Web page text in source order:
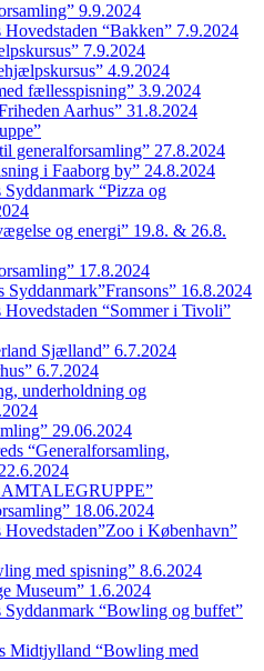
9.9.2024
“Bakken” 7.9.2024
7.9.2024
4.9.2024
fællesspisning” 3.9.2024
Aarhus” 31.8.2024
generalforsamling” 27.8.2024
i Faaborg by” 24.8.2024
“Pizza og
og energi” 19.8. & 26.8.
17.8.2024
16.8.2024
“Sommer i Tivoli”
Sjælland” 6.7.2024
6.7.2024
underholdning og
29.06.2024
“Generalforsamling,
18.06.2024
i København”
med spisning” 8.6.2024
Museum” 1.6.2024
“Bowling og buffet”
Midtjylland “Bowling med